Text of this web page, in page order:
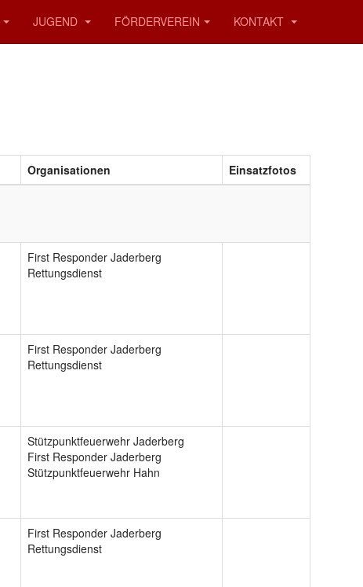
JUGEND FÖRDERVEREIN KONTAKT
Organisationen Einsatzfotos
First Responder Jaderberg
Rettungsdienst
First Responder Jaderberg
Rettungsdienst
Stützpunktfeuerwehr Jaderberg
First Responder Jaderberg
Stützpunktfeuerwehr Hahn
First Responder Jaderberg
Rettungsdienst